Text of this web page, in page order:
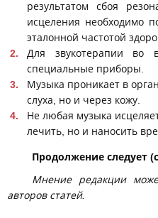
результатом сбоя
исцеления необходимо
эталонной частотой
Для звукотерапии во
специальные приборы.
Музыка проникает в
слуха, но и через кожу.
Не любая музыка
лечить, но и наносить
Продолжение следует
Мнение редакции
авторов статей.